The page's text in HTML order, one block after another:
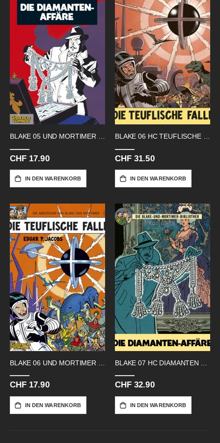
CHF 17.90
IN DEN WARENKORB
CHF 31.50
IN DEN WARENKORB
CHF 17.90
IN DEN WARENKORB
CHF 32.90
IN DEN WARENKORB